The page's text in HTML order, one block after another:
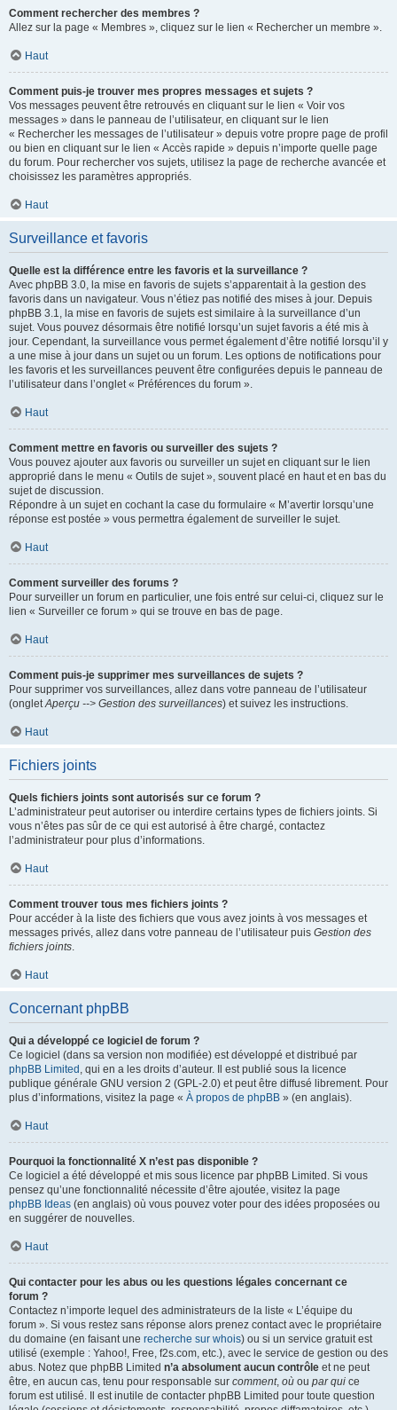
Comment rechercher des membres ?
Allez sur la page « Membres », cliquez sur le lien « Rechercher un membre ».
Haut
Comment puis-je trouver mes propres messages et sujets ?
Vos messages peuvent être retrouvés en cliquant sur le lien « Voir vos
messages » dans le panneau de l’utilisateur, en cliquant sur le lien
« Rechercher les messages de l’utilisateur » depuis votre propre page de profil
ou bien en cliquant sur le lien « Accès rapide » depuis n’importe quelle page
du forum. Pour rechercher vos sujets, utilisez la page de recherche avancée et
choisissez les paramètres appropriés.
Haut
Surveillance et favoris
Quelle est la différence entre les favoris et la surveillance ?
Avec phpBB 3.0, la mise en favoris de sujets s’apparentait à la gestion des
favoris dans un navigateur. Vous n’étiez pas notifié des mises à jour. Depuis
phpBB 3.1, la mise en favoris de sujets est similaire à la surveillance d’un
sujet. Vous pouvez désormais être notifié lorsqu’un sujet favoris a été mis à
jour. Cependant, la surveillance vous permet également d’être notifié lorsqu’il y
a une mise à jour dans un sujet ou un forum. Les options de notifications pour
les favoris et les surveillances peuvent être configurées depuis le panneau de
l’utilisateur dans l’onglet « Préférences du forum ».
Haut
Comment mettre en favoris ou surveiller des sujets ?
Vous pouvez ajouter aux favoris ou surveiller un sujet en cliquant sur le lien
approprié dans le menu « Outils de sujet », souvent placé en haut et en bas du
sujet de discussion.
Répondre à un sujet en cochant la case du formulaire « M’avertir lorsqu’une
réponse est postée » vous permettra également de surveiller le sujet.
Haut
Comment surveiller des forums ?
Pour surveiller un forum en particulier, une fois entré sur celui-ci, cliquez sur le
lien « Surveiller ce forum » qui se trouve en bas de page.
Haut
Comment puis-je supprimer mes surveillances de sujets ?
Pour supprimer vos surveillances, allez dans votre panneau de l’utilisateur
(ongletAperçu --> Gestion des surveillances) et suivez les instructions.
Haut
Fichiers joints
Quels fichiers joints sont autorisés sur ce forum ?
L’administrateur peut autoriser ou interdire certains types de fichiers joints. Si
vous n’êtes pas sûr de ce qui est autorisé à être chargé, contactez
l’administrateur pour plus d’informations.
Haut
Comment trouver tous mes fichiers joints ?
Pour accéder à la liste des fichiers que vous avez joints à vos messages et
messages privés, allez dans votre panneau de l’utilisateur puis Gestion des
fichiers joints.
Haut
Concernant phpBB
Qui a développé ce logiciel de forum ?
Ce logiciel (dans sa version non modifiée) est développé et distribué par
phpBB Limited , qui en a les droits d’auteur. Il est publié sous la licence
publique générale GNU version 2 (GPL-2.0) et peut être diffusé librement. Pour
plus d’informations, visitez la page « À propos de phpBB » (en anglais).
Haut
Pourquoi la fonctionnalité X n’est pas disponible ?
Ce logiciel a été développé et mis sous licence par phpBB Limited. Si vous
pensez qu’une fonctionnalité nécessite d’être ajoutée, visitez la page
phpBB Ideas (en anglais) où vous pouvez voter pour des idées proposées ou
en suggérer de nouvelles.
Haut
Qui contacter pour les abus ou les questions légales concernant ce
forum ?
Contactez n’importe lequel des administrateurs de la liste « L’équipe du
forum ». Si vous restez sans réponse alors prenez contact avec le propriétaire
du domaine (en faisant une recherche sur whois) ou si un service gratuit est
utilisé (exemple : Yahoo!, Free, f2s.com, etc.), avec le service de gestion ou des
abus. Notez que phpBB Limited n’a absolument aucun contrôle et ne peut
être, en aucun cas, tenu pour responsable sur comment, où ou par qui ce
forum est utilisé. Il est inutile de contacter phpBB Limited pour toute question